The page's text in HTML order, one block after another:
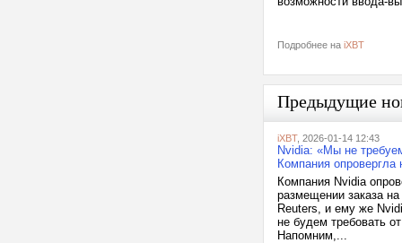
Подробнее на iXBT
Предыдущие
iXBT, 2026-01-14 12:43
Nvidia: «Мы не
Компания
Компания Nvidia
размещении заказа
Reuters, и ему же
не будем требовать
Напомним,...